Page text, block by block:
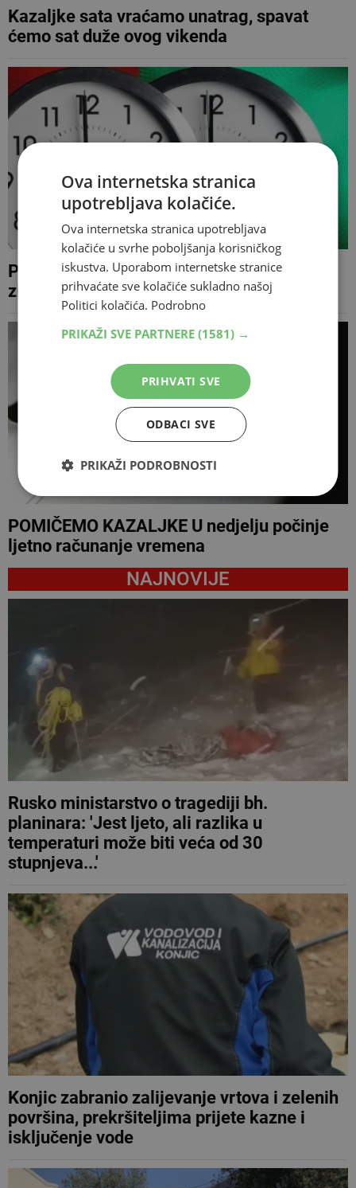
Kazaljke sata vraćamo unatrag, spavat
ćemo sat duže ovog vikenda
POMICANJE KAZALJKI Uskoro kreće
zimsko računanje vremena
POMIČEMO KAZALJKE U nedjelju počinje
ljetno računanje vremena
NAJNOVIJE
Rusko ministarstvo o tragediji bh.
planinara: 'Jest ljeto, ali razlika u
temperaturi može biti veća od 30
stupnjeva...'
Konjic zabranio zalijevanje vrtova i zelenih
površina, prekršiteljima prijete kazne i
isključenje vode
Ova internetska stranica
upotrebljava kolačiće.
Ova internetska stranica upotrebljava
kolačiće u svrhe poboljšanja korisničkog
iskustva. Uporabom internetske stranice
prihvaćate sve kolačiće sukladno našoj
Politici kolačića. Podrobno
PRIKAŽI SVE PARTNERE (1581) →
PRIHVATI SVE
ODBACI SVE
PRIKAŽI PODROBNOSTI